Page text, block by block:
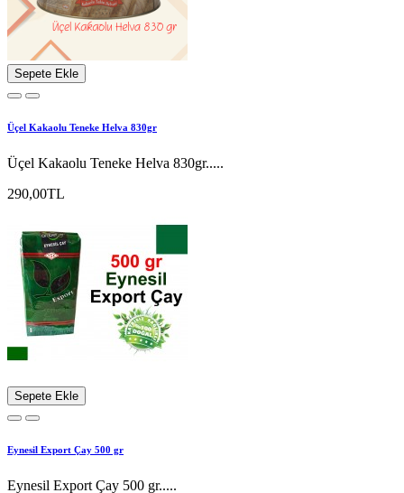
Sepete Ekle
Üçel Kakaolu Teneke Helva 830gr
Üçel Kakaolu Teneke Helva 830gr.....
290,00TL
Sepete Ekle
Eynesil Export Çay 500 gr
Eynesil Export Çay 500 gr.....